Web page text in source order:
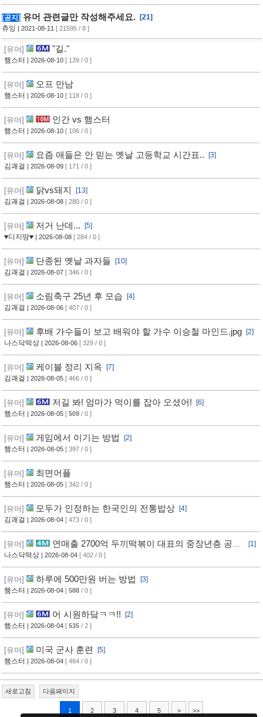
[공지] 유머 관련글만 작성해주세요.
[21]
츄잉 | 2021-08-11 [ 21595 / 8 ]
[유머] "길."
햄스터 | 2026-08-10 [ 139 / 0 ]
[유머] 오프 만남
햄스터 | 2026-08-10 [ 118 / 0 ]
[유머] 인간 vs 햄스터
햄스터 | 2026-08-10 [ 106 / 0 ]
[유머] 요즘 애들은 안 믿는 옛날 고등학교 시간표..
[3]
김괘걸
| 2026-08-09 [ 171 / 0 ]
[유머] 닭vs돼지
[13]
김괘걸
| 2026-08-08 [ 280 / 0 ]
[유머] 저거 난데...
[5]
♥디지땅♥ | 2026-08-08 [ 284 / 0 ]
[유머] 단종된 옛날 과자들
[10]
김괘걸
| 2026-08-07 [ 346 / 0 ]
[유머] 소림축구 25년 후 모습
[4]
김괘걸
| 2026-08-06 [ 407 / 0 ]
[유머] 후배 가수들이 보고 배워야 할 가수 이승철 마인드.jpg
[2]
나스닥떡상 | 2026-08-06 [ 329 / 0 ]
[유머] 케이블 정리 지옥
[7]
김괘걸
| 2026-08-05 [ 466 / 0 ]
[유머] 저길 봐! 엄마가 먹이를 잡아 오셨어!
[6]
햄스터
| 2026-08-05 [ 509 / 0 ]
[유머] 게임에서 이기는 방법
[2]
햄스터
| 2026-08-05 [ 397 / 0 ]
[유머] 최면어플
햄스터 | 2026-08-05 [ 342 / 0 ]
[유머] 모두가 인정하는 한국인의 전통밥상
[4]
김괘걸
| 2026-08-04 [ 473 / 0 ]
[유머]
연매출 2700억 두끼떡볶이 대표의 중장년층 공략
방법
[1]
나스닥떡상 | 2026-08-04 [ 402 / 0 ]
[유머] 하루에 500만원 버는 방법
[3]
햄스터
| 2026-08-04 [ 588 / 0 ]
[유머] 어 시원하닼ㅋㅋ!!
[2]
햄스터
| 2026-08-04 [ 535 / 2 ]
[유머] 미국 군사 훈련
[5]
햄스터
| 2026-08-04 [ 464 / 0 ]
새로고침 다음페이지
1 2 3 4 5 > >>